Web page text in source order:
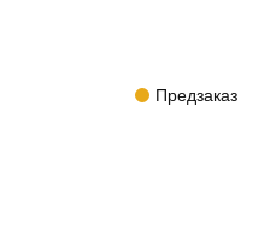
Предзаказ